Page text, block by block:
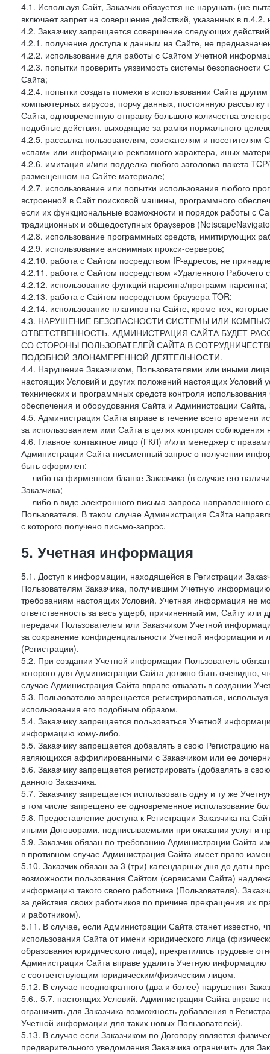
4.1. Используя Сайт, Заказчик обязуется не нарушать (не
включает запрет на совершение действий, указанных в
4.2. Заказчику запрещается совершение следующих
4.2.1. получение доступа к данным на Сайте, не
4.2.2. использование для работы с Сайтом Учетной
4.2.3. попытки проверить уязвимость системы
Сайта;
4.2.4. попытки создать помехи в использовании Сайта
компьютерных вирусов, порчу данных, постоянную
Сайта, одновременную отправку большого количества
подобные действия, выходящие за рамки нормального
4.2.5. рассылка пользователям, соискателям и
«спам» или информацию рекламного характера, иных
4.2.6. имитация и/или подделка любого заголовка пакета
размещенном на Сайте материале;
4.2.7. использование или попытки использования любого
встроенной в Сайт поисковой машины, программного
если их функциональные возможности и порядок работы с
традиционных и общедоступных браузеров
4.2.8. использование программных средств, имитирующих
4.2.9. использование анонимных прокси-серверов;
4.2.10. работа с Сайтом посредством IP-адресов, не
4.2.11. работа с Сайтом посредством «Удаленного Рабочего
4.2.12. использование функций парсинга/программ парсинга;
4.2.13. работа с Сайтом посредством браузера TOR;
4.2.14. использование плагинов на Сайте, кроме тех,
4.3. НАРУШЕНИЕ БЕЗОПАСНОСТИ СИСТЕМЫ ИЛИ
ОТВЕТСТВЕННОСТЬ. АДМИНИСТРАЦИЯ САЙТА БУДЕТ
СО СТОРОНЫ ПОЛЬЗОВАТЕЛЕЙ САЙТА В
ПОДОБНОЙ ЗЛОНАМЕРЕННОЙ ДЕЯТЕЛЬНОСТИ.
4.4. Нарушение Заказчиком, Пользователями или иными
настоящих Условий и других положений настоящих Условий
технических и программных средств контроля
обеспечения и оборудования Сайта и Администрации
4.5. Администрация Сайта вправе в течение всего времени
за использованием ими Сайта в целях контроля
4.6. Главное контактное лицо (ГКЛ) и/или менеджер с
Администрации Сайта письменный запрос о получении
быть оформлен:
— либо на фирменном бланке Заказчика (в случае его
Заказчика;
— либо в виде электронного письма-запроса направленного
Пользователя. В таком случае Администрация Сайта
с которого получено письмо-запрос.
5. Учетная информация
5.1. Доступ к информации, находящейся в Регистрации
Пользователям Заказчика, получившим Учетную
требованиям настоящих Условий. Учетная информация не
ответственность за весь ущерб, причиненный им, Сайту
передачи Пользователем или Заказчиком Учетной
за сохранение конфиденциальности Учетной информации
(Регистрации).
5.2. При создании Учетной информации Пользователь
которого для Администрации Сайта должно быть очевидно,
случае Администрация Сайта вправе отказать в создании
5.3. Пользователю запрещается регистрироваться,
использования его подобным образом.
5.4. Заказчику запрещается пользоваться Учетной
информацию кому-либо.
5.5. Заказчику запрещается добавлять в свою Регистрацию
являющихся аффилированными с Заказчиком или ее
5.6. Заказчику запрещается регистрировать (добавлять в
данного Заказчика.
5.7. Заказчику запрещается использовать одну и ту же
в том числе запрещено ее одновременное использование
5.8. Предоставление доступа к Регистрации Заказчика на
иными Договорами, подписываемыми при оказании услуг и
5.9. Заказчик обязан по требованию Администрации Сайта
в противном случае Администрация Сайта имеет право
5.10. Заказчик обязан за 3 (три) календарных дня до даты
возможности пользования Сайтом (сервисами Сайта)
информацию такого своего работника (Пользователя).
за действия своих работников по причине прекращения их
и работником).
5.11. В случае, если Администрации Сайта станет
использования Сайта от имени юридического лица
образования юридического лица), прекратились трудовые
Администрация Сайта вправе удалить Учетную информацию
с соответствующим юридическим/физическим лицом.
5.12. В случае неоднократного (два и более) нарушения
5.6., 5.7. настоящих Условий, Администрация Сайта вправе
ограничить для Заказчика возможность добавления в
Учетной информации для таких новых Пользователей).
5.13. В случае если Заказчиком по Договору является
предварительного уведомления Заказчика ограничить для